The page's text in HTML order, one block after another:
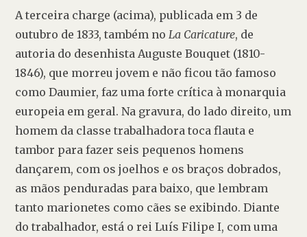
A terceira charge (acima), publicada em 3 de
outubro de 1833, também no La Caricature, de
autoria do desenhista Auguste Bouquet (1810-
1846), que morreu jovem e não ficou tão famoso
como Daumier, faz uma forte crítica à monarquia
europeia em geral. Na gravura, do lado direito, um
homem da classe trabalhadora toca flauta e
tambor para fazer seis pequenos homens
dançarem, com os joelhos e os braços dobrados,
as mãos penduradas para baixo, que lembram
tanto marionetes como cães se exibindo. Diante
do trabalhador, está o rei Luís Filipe I, com uma